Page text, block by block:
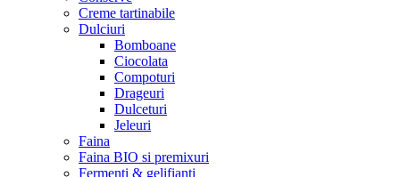
Creme tartinabile
Dulciuri
Bomboane
Ciocolata
Compoturi
Drageuri
Dulceturi
Jeleuri
Faina
Faina BIO si premixuri
Fermenti & gelifianti